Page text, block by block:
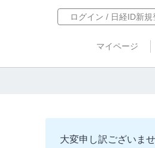
ログイン / 日経ID新規
マイページ
大変申し訳ございま